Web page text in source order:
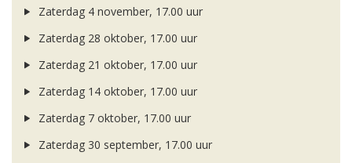
Zaterdag 4 november, 17.00 uur
Zaterdag 28 oktober, 17.00 uur
Zaterdag 21 oktober, 17.00 uur
Zaterdag 14 oktober, 17.00 uur
Zaterdag 7 oktober, 17.00 uur
Zaterdag 30 september, 17.00 uur